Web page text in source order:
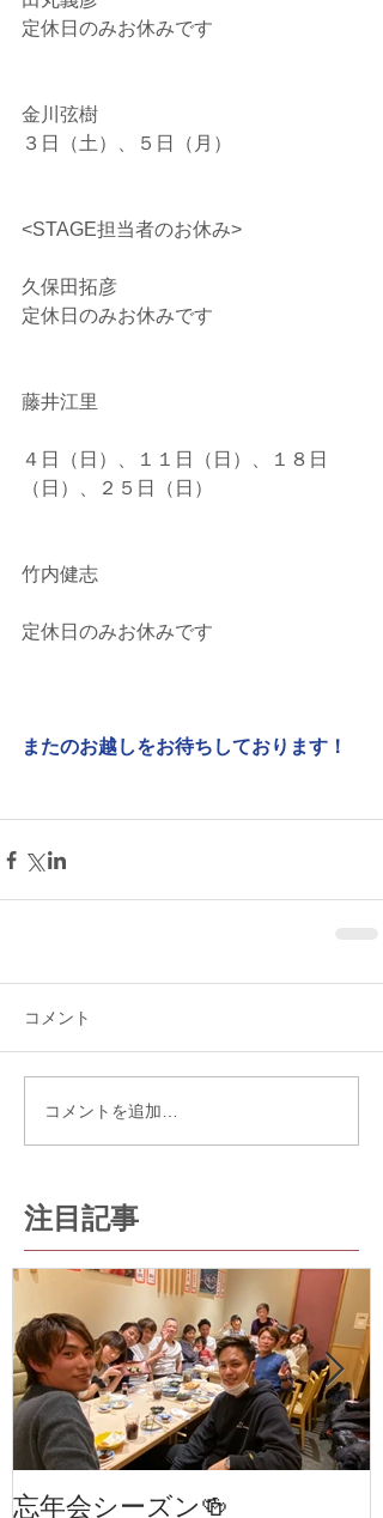
定休日のみお休みです
金川弦樹
３日（土）、５日（月）
<STAGE担当者のお休み>
久保田拓彦
定休日のみお休みです
藤井江里
４日（日）、１１日（日）、１８日
（日）、２５日（日）
竹内健志
定休日のみお休みです
またのお越しをお待ちしております！
コメント
コメントを追加…
注目記事
忘年会シーズン🍻